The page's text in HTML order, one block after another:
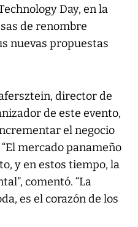
Day, en la
de renombre
nuevas propuestas
director de
de este evento,
el negocio
mercado panameño
y en estos tiempo, la
comentó. “La
es el corazón de los